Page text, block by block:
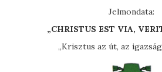
Jelmondata:
„CHRISTUS EST VIA,
„Krisztus az út, az